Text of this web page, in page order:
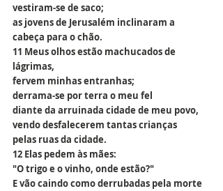
vestiram-se de saco;
as jovens de Jerusalém inclinaram a
cabeça para o chão.
11 Meus olhos estão machucados de
lágrimas,
fervem minhas entranhas;
derrama-se por terra o meu fel
diante da arruinada cidade de meu povo,
vendo desfalecerem tantas crianças
pelas ruas da cidade.
12 Elas pedem às mães:
"O trigo e o vinho, onde estão?"
E vão caindo como derrubadas pela morte